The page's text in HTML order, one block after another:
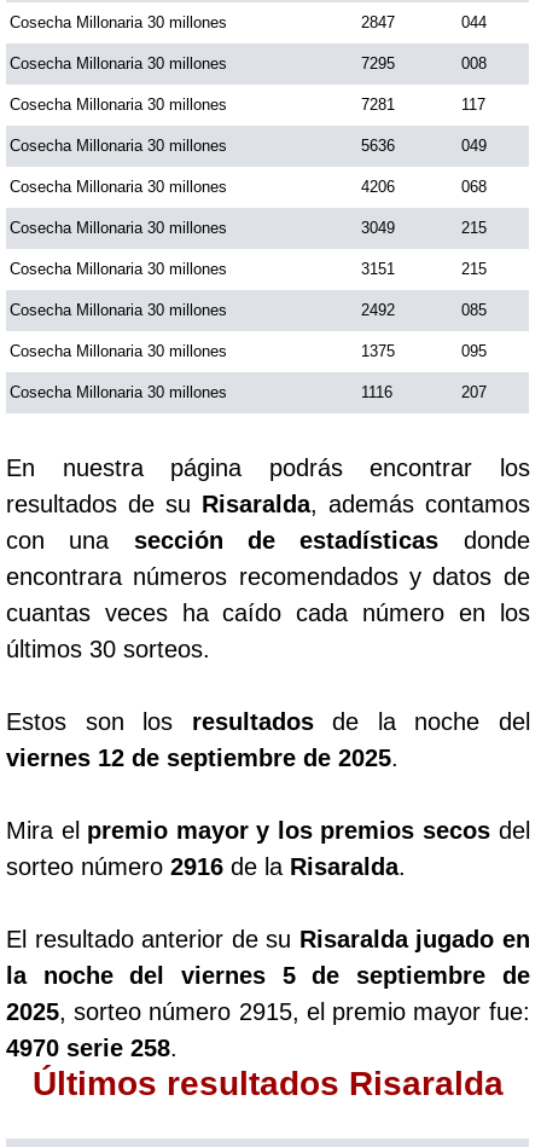
Saman de la suerte
Sinuano Día
Sinuano Noche
Super Chontico Noche
Cosecha Millonaria 30 millones 2847 044
Cosecha Millonaria 30 millones 7295 008
Cosecha Millonaria 30 millones 7281 117
Cosecha Millonaria 30 millones 5636 049
Cosecha Millonaria 30 millones 4206 068
Cosecha Millonaria 30 millones 3049 215
Cosecha Millonaria 30 millones 3151 215
Cosecha Millonaria 30 millones 2492 085
Cosecha Millonaria 30 millones 1375 095
Cosecha Millonaria 30 millones 1116 207
En nuestra página podrás encontrar los
resultados de su Risaralda, además contamos
con una sección de estadísticas donde
encontrara números recomendados y datos de
cuantas veces ha caído cada número en los
últimos 30 sorteos.
Estos son los resultadosde la noche del
viernes 12 de septiembre de 2025.
Mira el premio mayor y los premios secosdel
sorteo número 2916 de la Risaralda.
El resultado anterior de su Risaralda jugado en
la noche del viernes 5 de septiembre de
2025, sorteo número 2915, el premio mayor fue:
4970 serie 258.
Últimos resultados Risaralda